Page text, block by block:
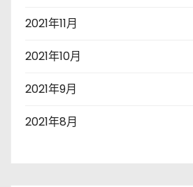
2021年11月
2021年10月
2021年9月
2021年8月